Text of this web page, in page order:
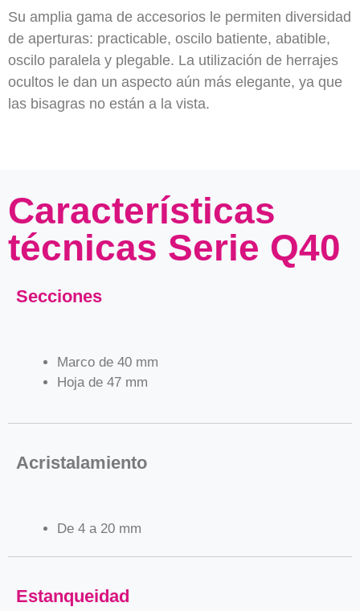
Su amplia gama de accesorios le permiten diversidad
de aperturas: practicable, oscilo batiente, abatible,
oscilo paralela y plegable. La utilización de herrajes
ocultos le dan un aspecto aún más elegante, ya que
las bisagras no están a la vista.
Características
técnicas Serie Q40
Secciones
Marco de 40 mm
Hoja de 47 mm
Acristalamiento
De 4 a 20 mm
Estanqueidad